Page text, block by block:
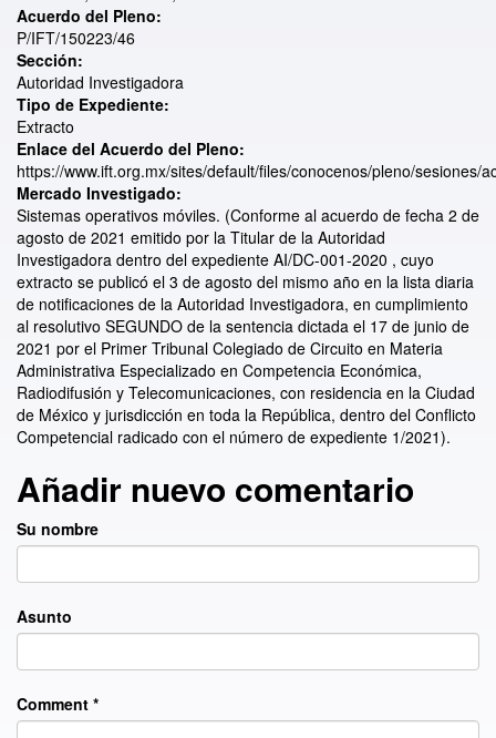
Acuerdo del Pleno:
P/IFT/150223/46
Sección:
Autoridad Investigadora
Tipo de Expediente:
Extracto
Enlace del Acuerdo del Pleno:
https://www.ift.org.mx/sites/default/files/conocenos/pleno/sesiones/
Mercado Investigado:
Sistemas operativos móviles. (Conforme al acuerdo de fecha 2 de
agosto de 2021 emitido por la Titular de la Autoridad
Investigadora dentro del expediente AI/DC-001-2020 , cuyo
extracto se publicó el 3 de agosto del mismo año en la lista diaria
de notificaciones de la Autoridad Investigadora, en cumplimiento
al resolutivo SEGUNDO de la sentencia dictada el 17 de junio de
2021 por el Primer Tribunal Colegiado de Circuito en Materia
Administrativa Especializado en Competencia Económica,
Radiodifusión y Telecomunicaciones, con residencia en la Ciudad
de México y jurisdicción en toda la República, dentro del Conflicto
Competencial radicado con el número de expediente 1/2021).
Añadir nuevo comentario
Su nombre
Asunto
Comment *